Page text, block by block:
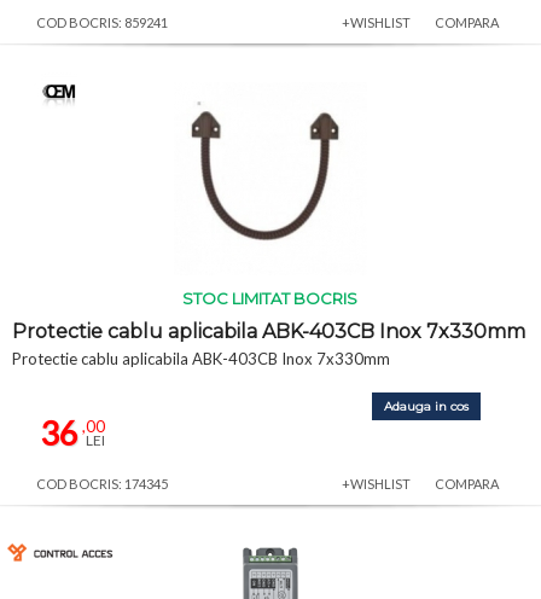
COD BOCRIS: 859241 +WISHLIST COMPARA
STOC LIMITAT BOCRIS
Protectie cablu aplicabila ABK-403CB Inox 7x330mm
Protectie cablu aplicabila ABK-403CB Inox 7x330mm
36,00
LEI
Adauga in cos
COD BOCRIS: 174345 +WISHLIST COMPARA